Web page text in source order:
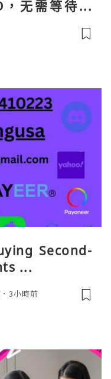
，无需等待收
话短信”（如
：优先 Redt
Second-
...
3小時前